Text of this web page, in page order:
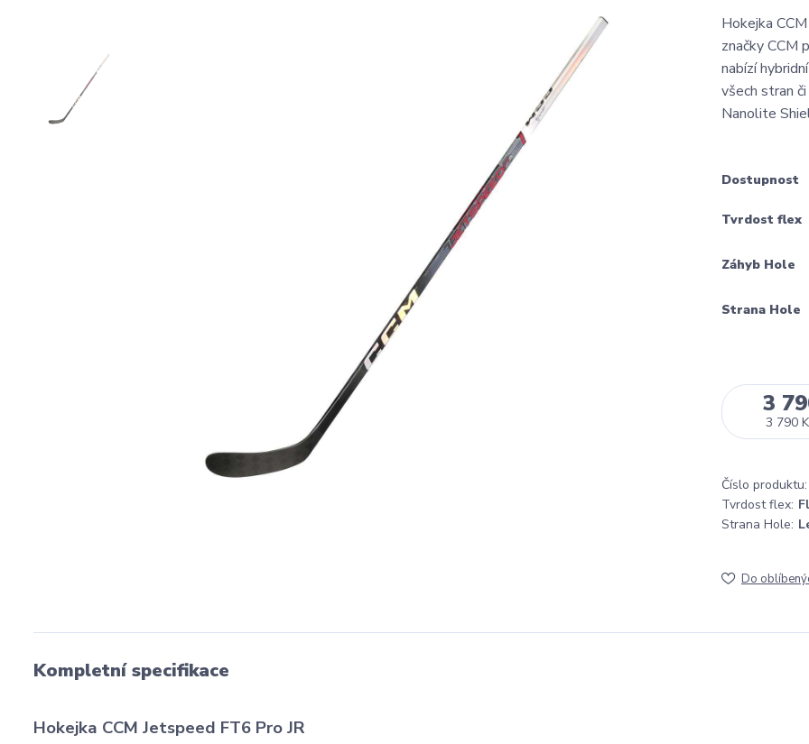
Hokejka
značky CCM
nabízí
všech stran
Nanolite
Dostupnost
Tvrdost flex
Záhyb Hole
Strana Hole
3
3 790
Číslo produktu:
Tvrdost flex:
Strana Hole:
Do
Kompletní specifikace
Hokejka CCM Jetspeed FT6 Pro JR